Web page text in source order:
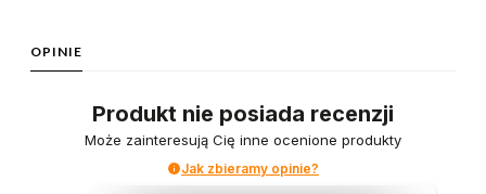
OPINIE
Produkt nie posiada recenzji
Może zainteresują Cię inne ocenione produkty
Jak zbieramy opinie?